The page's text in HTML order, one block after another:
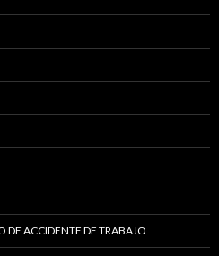
DE ACCIDENTE DE TRABAJO